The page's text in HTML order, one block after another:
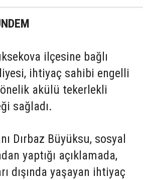
ilçesine bağlı
ihtiyaç sahibi engelli
akülü tekerlekli
sağladı.
Dırbaz Büyüksu, sosyal
yaptığı açıklamada,
dışında yaşayan ihtiyaç